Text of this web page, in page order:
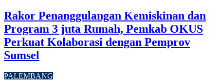
Rakor Penanggulangan Kemiskinan dan
Program 3 juta Rumah, Pemkab OKUS
Perkuat Kolaborasi dengan Pemprov
Sumsel
PALEMBANG